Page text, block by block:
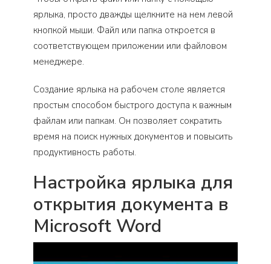
ярлыка, просто дважды щелкните на нем левой
кнопкой мыши. Файл или папка откроется в
соответствующем приложении или файловом
менеджере.
Создание ярлыка на рабочем столе является
простым способом быстрого доступа к важным
файлам или папкам. Он позволяет сократить
время на поиск нужных документов и повысить
продуктивность работы.
Настройка ярлыка для
открытия документа в
Microsoft Word